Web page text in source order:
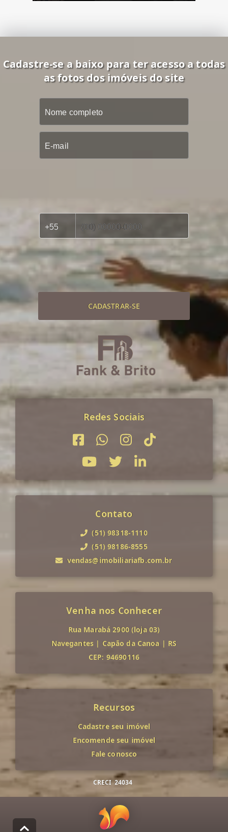
Cadastre-se a baixo para ter acesso a todas
as fotos dos imóveis do site
CADASTRAR-SE
Redes Sociais
Contato
(51) 98318-1110
(51) 98186-8555
vendas@imobiliariafb.com.br
Venha nos Conhecer
Rua Marabá 2900 (loja 03)
Navegantes | Capão da Canoa | RS
CEP: 94690116
Recursos
Cadastre seu imóvel
Encomende seu imóvel
Fale conosco
CRECI 24034